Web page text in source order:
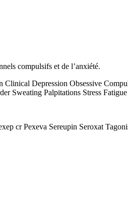
compulsifs et de l’anxiété.
Depression Obsessive
Sweating Palpitations Stress
cr Pexeva Sereupin Seroxat